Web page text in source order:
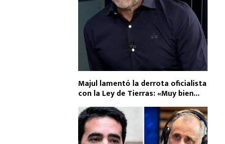
Majul lamentó la derrota oficialista
con la Ley de Tierras: «Muy bien...